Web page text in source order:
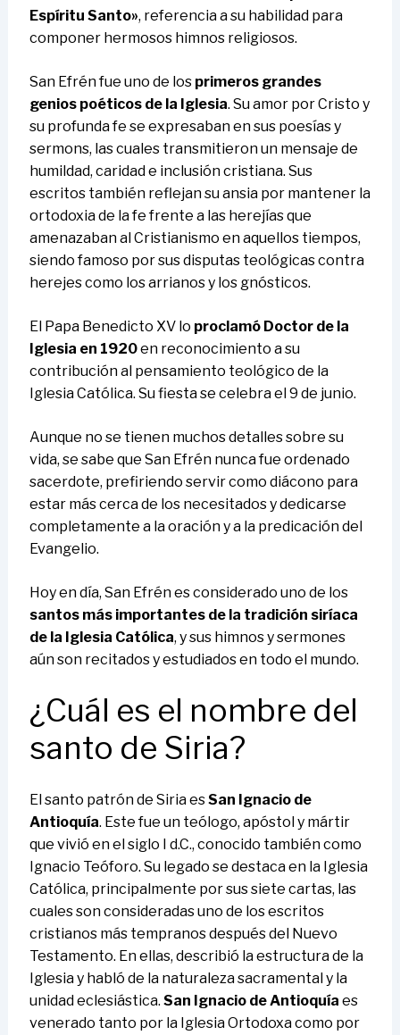
Espíritu Santo», referencia a su habilidad para
componer hermosos himnos religiosos.
San Efrén fue uno de los primeros grandes
genios poéticos de la Iglesia. Su amor por Cristo y
su profunda fe se expresaban en sus poesías y
sermons, las cuales transmitieron un mensaje de
humildad, caridad e inclusión cristiana. Sus
escritos también reflejan su ansia por mantener la
ortodoxia de la fe frente a las herejías que
amenazaban al Cristianismo en aquellos tiempos,
siendo famoso por sus disputas teológicas contra
herejes como los arrianos y los gnósticos.
El Papa Benedicto XV lo proclamó Doctor de la
Iglesia en 1920en reconocimiento a su
contribución al pensamiento teológico de la
Iglesia Católica. Su fiesta se celebra el 9 de junio.
Aunque no se tienen muchos detalles sobre su
vida, se sabe que San Efrén nunca fue ordenado
sacerdote, prefiriendo servir como diácono para
estar más cerca de los necesitados y dedicarse
completamente a la oración y a la predicación del
Evangelio.
Hoy en día, San Efrén es considerado uno de los
santos más importantes de la tradición siríaca
de la Iglesia Católica, y sus himnos y sermones
aún son recitados y estudiados en todo el mundo.
¿Cuál es el nombre del
santo de Siria?
El santo patrón de Siria esSan Ignacio de
Antioquía. Este fue un teólogo, apóstol y mártir
que vivió en el siglo I d.C., conocido también como
Ignacio Teóforo. Su legado se destaca en la Iglesia
Católica, principalmente por sus siete cartas, las
cuales son consideradas uno de los escritos
cristianos más tempranos después del Nuevo
Testamento. En ellas, describió la estructura de la
Iglesia y habló de la naturaleza sacramental y la
unidad eclesiástica. San Ignacio de Antioquía es
venerado tanto por la Iglesia Ortodoxa como por